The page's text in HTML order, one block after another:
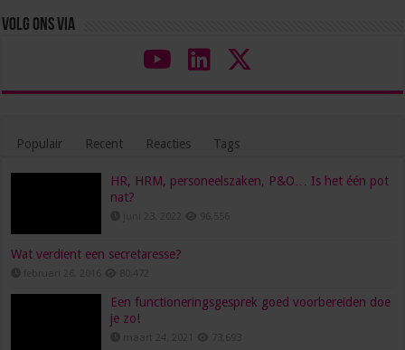
Volg ons via
Populair Recent Reacties Tags
HR, HRM, personeelszaken, P&O… Is het één pot
nat?
Wat verdient een secretaresse?
Een functioneringsgesprek goed voorbereiden doe
je zo!